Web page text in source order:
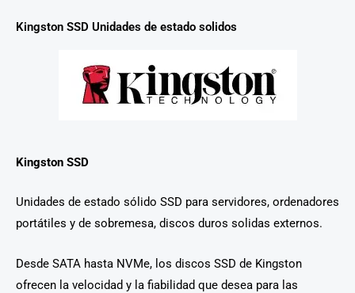
Kingston SSD Unidades de estado solidos
Kingston SSD
Unidades de estado sólido SSD para servidores, ordenadores
portátiles y de sobremesa, discos duros solidas externos.
Desde SATA hasta NVMe, los discos SSD de Kingston
ofrecen la velocidad y la fiabilidad que desea para las